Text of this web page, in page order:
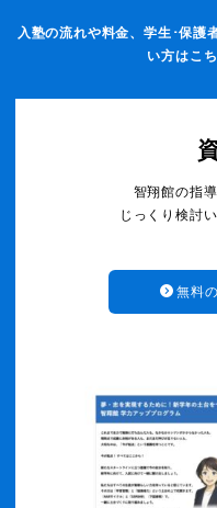
入塾の流れや料金、学生･保護
い方はこ
智翔館の指
じっくり検討
無料